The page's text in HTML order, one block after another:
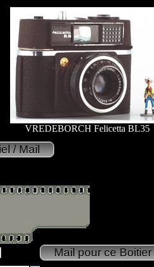
VREDEBORCH Felicetta BL35